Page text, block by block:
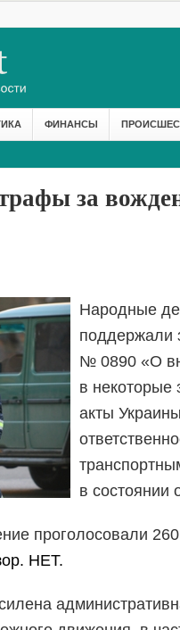
ФИНАНСЫ
за
Народные
поддержали
№ 0890 «О
в некоторые
акты
в состоянии
проголосовали
НЕТ.